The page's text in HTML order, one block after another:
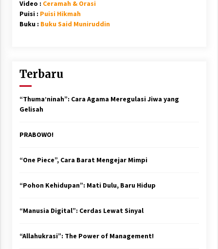
Video : Ceramah & Orasi
Puisi : Puisi Hikmah
Buku : Buku Said Muniruddin
Terbaru
“Thuma’ninah”: Cara Agama Meregulasi Jiwa yang
Gelisah
PRABOWO!
“One Piece”, Cara Barat Mengejar Mimpi
“Pohon Kehidupan”: Mati Dulu, Baru Hidup
“Manusia Digital”: Cerdas Lewat Sinyal
“Allahukrasi”: The Power of Management!